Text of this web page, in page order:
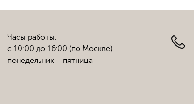
Часы работы:
с 10:00 до 16:00 (по Москве)
понедельник – пятница